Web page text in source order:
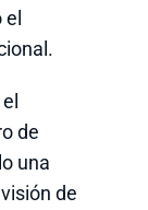
el
de
una
de